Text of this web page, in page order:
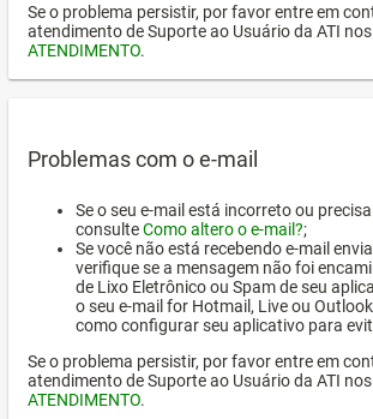
Se o problema persistir, por favor entre em
atendimento de Suporte ao Usuário da ATI nos
ATENDIMENTO.
Problemas com o e-mail
Se o seu e-mail está incorreto ou
consulteComo altero o e-mail?;
Se você não está recebendo e-mail
verifique se a mensagem não foi
de Lixo Eletrônico ou Spam de seu
o seu e-mail for Hotmail, Live ou
como configurar seu aplicativo para
Se o problema persistir, por favor entre em
atendimento de Suporte ao Usuário da ATI nos
ATENDIMENTO.